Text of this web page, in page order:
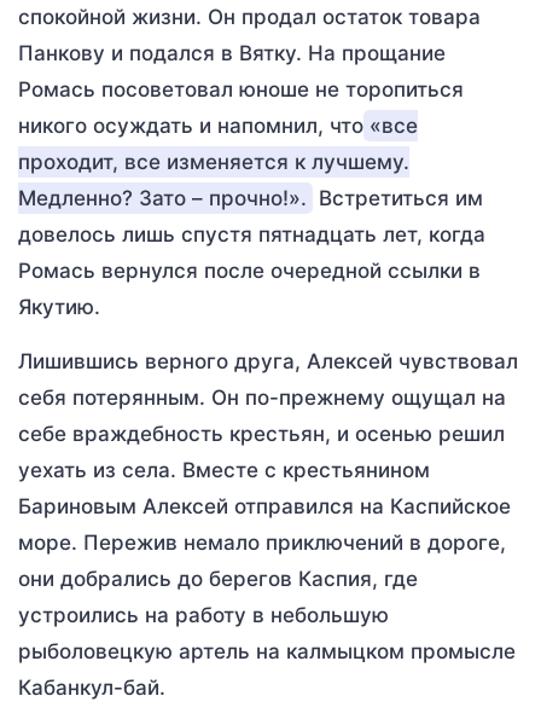
спокойной жизни. Он продал остаток товара
Панкову и подался в Вятку. На прощание
Ромась посоветовал юноше не торопиться
никого осуждать и напомнил, что «все
проходит, все изменяется к лучшему.
Медленно? Зато – прочно!». Встретиться им
довелось лишь спустя пятнадцать лет, когда
Ромась вернулся после очередной ссылки в
Якутию.
Лишившись верного друга, Алексей чувствовал
себя потерянным. Он по-прежнему ощущал на
себе враждебность крестьян, и осенью решил
уехать из села. Вместе с крестьянином
Бариновым Алексей отправился на Каспийское
море. Пережив немало приключений в дороге,
они добрались до берегов Каспия, где
устроились на работу в небольшую
рыболовецкую артель на калмыцком промысле
Кабанкул-бай.